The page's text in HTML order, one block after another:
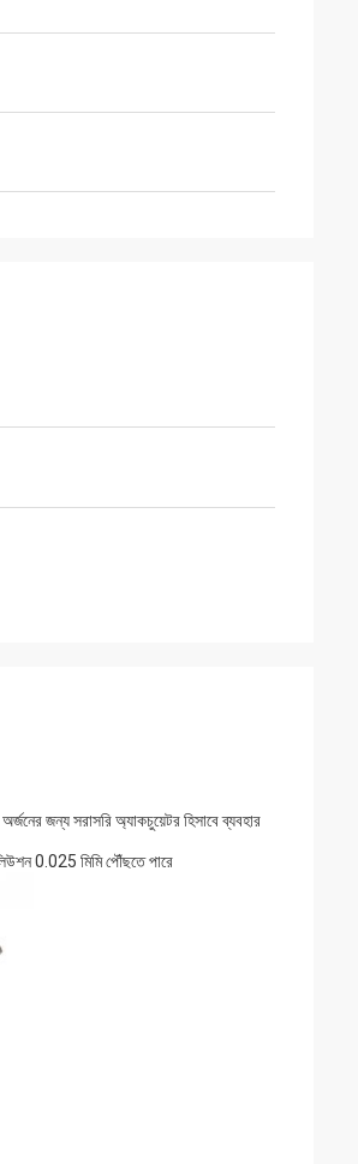
চালানটি খুব দ্রুত প্রাপ্ত হয়েছিল। প্যাকেজিং দ্বারা পণ্যটি
জন্য সরাসরি অ্যাকচুয়েটর হিসাবে ব্যবহার
0.025 মিমি পৌঁছতে পারে